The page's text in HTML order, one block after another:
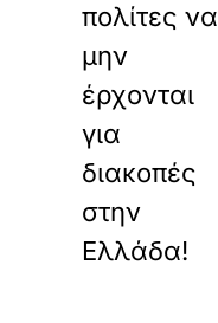
πολίτες να
μην
έρχονται
για
διακοπές
στην
Ελλάδα!